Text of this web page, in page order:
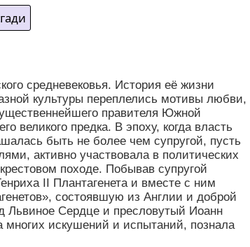
средневековья. История её жизни
культуры переплелись мотивы любви,
правителя Южной
великого предка. В эпоху, когда власть
быть не более чем супругой, пусть
активно участвовала в политических
походе. Побывав супругой
II Плантагенета и вместе с ним
состоявшую из Англии и доброй
Сердце и пресловутый Иоанн
многих искушений и испытаний, познала